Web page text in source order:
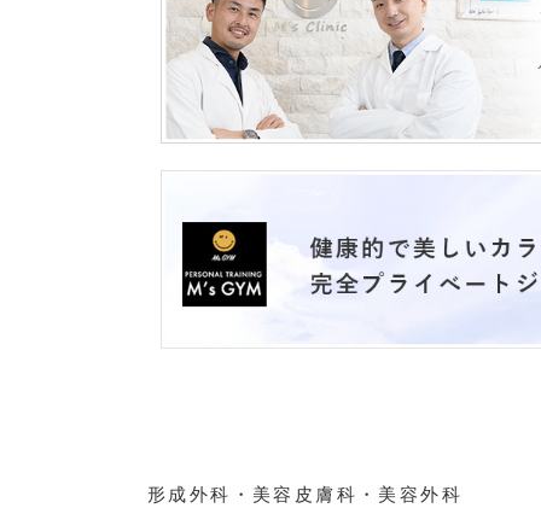
形成外科・美容皮膚科・美容外科